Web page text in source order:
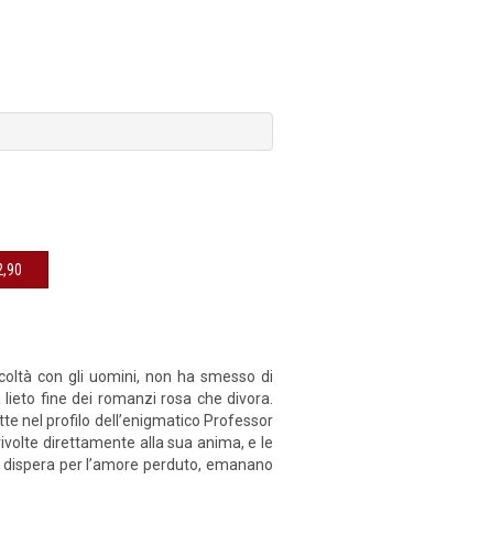
€ 12,90
con gli uomini, non ha smesso di
fine dei romanzi rosa che divora.
nel profilo dell’enigmatico Professor
direttamente alla sua anima, e le
per l’amore perduto, emanano